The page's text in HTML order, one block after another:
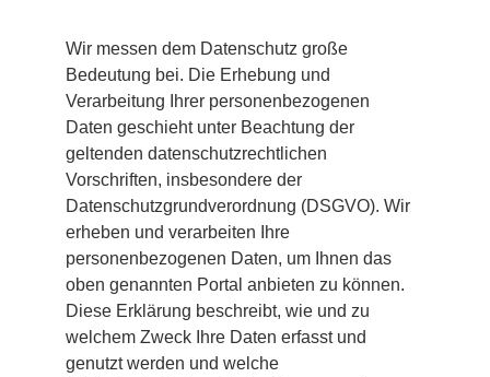
Wir messen dem Datenschutz große
Bedeutung bei. Die Erhebung und
Verarbeitung Ihrer personenbezogenen
Daten geschieht unter Beachtung der
geltenden datenschutzrechtlichen
Vorschriften, insbesondere der
Datenschutzgrundverordnung (DSGVO). Wir
erheben und verarbeiten Ihre
personenbezogenen Daten, um Ihnen das
oben genannten Portal anbieten zu können.
Diese Erklärung beschreibt, wie und zu
welchem Zweck Ihre Daten erfasst und
genutzt werden und welche